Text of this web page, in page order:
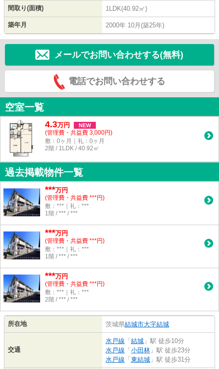
間取り(面積) 1LDK(40.92㎡)
築年月 2000年 10月(築25年)
メールでお問い合わせする(無料)
電話でお問い合わせする
空室一覧
4.3万円 NEW
(管理費・共益費 3,000円)
敷：0ヶ月｜礼：0ヶ月
2階 / 1LDK / 40.92㎡
過去掲載物件一覧
***万円
(管理費・共益費 ***円)
敷：***｜礼：***
1階 / *** / ***
***万円
(管理費・共益費 ***円)
敷：***｜礼：***
1階 / *** / ***
***万円
(管理費・共益費 ***円)
敷：***｜礼：***
2階 / *** / ***
所在地 茨城県結城市大字結城
交通
水戸線 「 結城 」駅 徒歩10分
水戸線 「 小田林 」駅 徒歩23分
水戸線 「 東結城 」駅 徒歩31分